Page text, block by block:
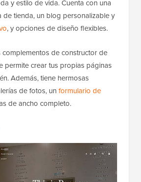
y estilo de vida. Cuenta con una
de tienda, un blog personalizable y
, y opciones de diseño flexibles.
de constructor de
permite crear tus propias páginas
Además, tiene hermosas
de fotos, un formulario de
de ancho completo.